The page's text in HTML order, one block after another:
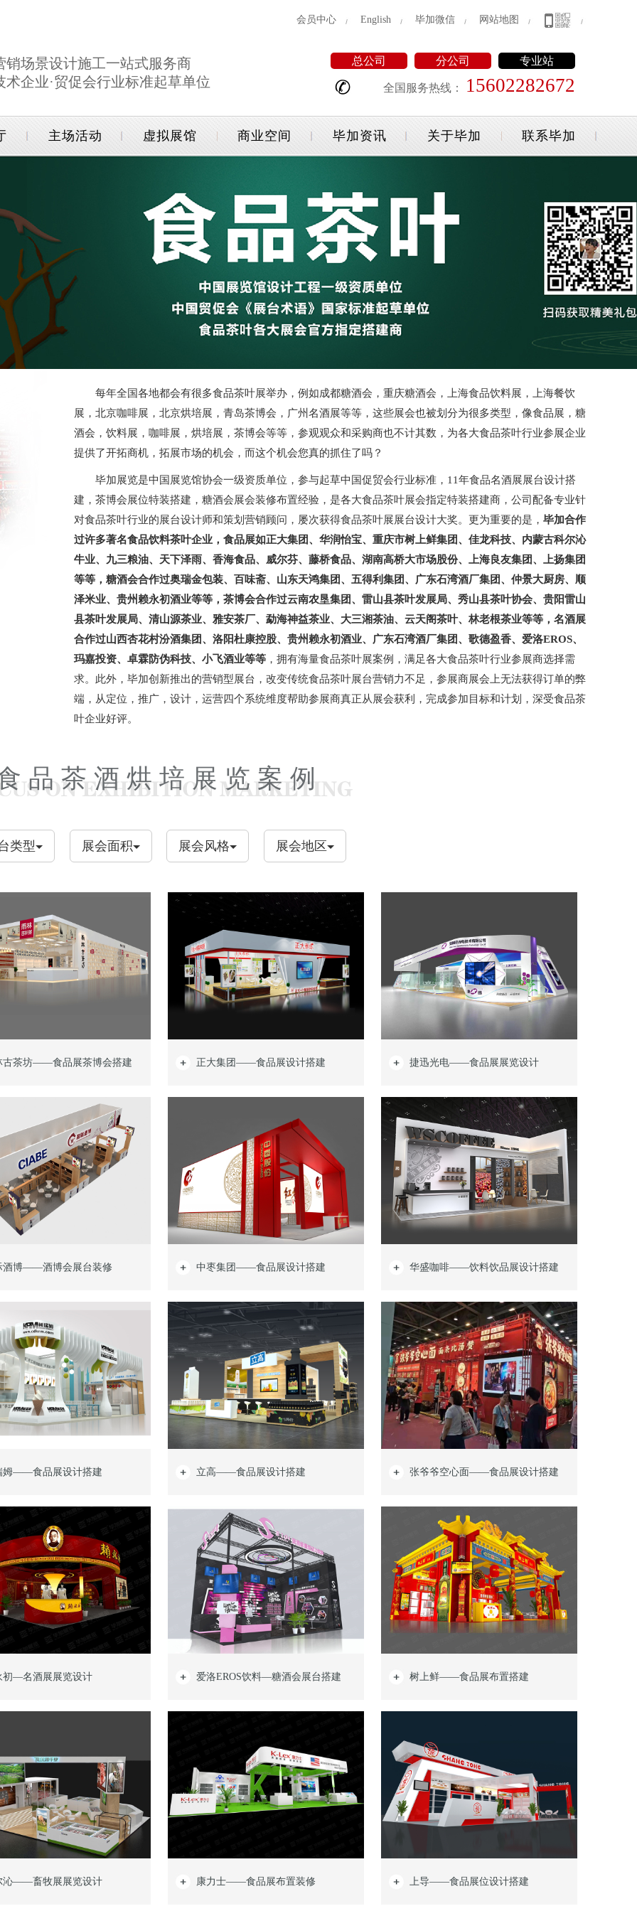
会员中心 English 毕加微信 网站地图
销场景设计施工一站式服务商
术企业·贸促会行业标准起草单位
专业站
分公司
总公司
全国服务热线： 15602282672
主场活动 虚拟展馆 商业空间 毕加资讯 关于毕加 联系毕加
每年全国各地都会有很多食品茶叶展举办，例如成都糖酒会，重庆糖酒会，上海食品饮料展，上海餐饮
展，北京咖啡展，北京烘培展，青岛茶博会，广州名酒展等等，这些展会也被划分为很多类型，像食品展，糖
酒会，饮料展，咖啡展，烘培展，茶博会等等，参观观众和采购商也不计其数，为各大食品茶叶行业参展企业
提供了开拓商机，拓展市场的机会，而这个机会您真的抓住了吗？
毕加展览是中国展览馆协会一级资质单位，参与起草中国促贸会行业标准，11年食品名酒展展台设计搭
建，茶博会展位特装搭建，糖酒会展会装修布置经验，是各大食品茶叶展会指定特装搭建商，公司配备专业针
对食品茶叶行业的展台设计师和策划营销顾问，屡次获得食品茶叶展展台设计大奖。更为重要的是， 毕加合作
过许多著名食品饮料茶叶企业，食品展如正大集团、华润怡宝、重庆市树上鲜集团、佳龙科技、内蒙古科尔沁
牛业、九三粮油、天下泽雨、香海食品、威尔芬、藤桥食品、湖南高桥大市场股份、上海良友集团、上扬集团
等等，糖酒会合作过奥瑞金包装、百味斋、山东天鸿集团、五得利集团、广东石湾酒厂集团、仲景大厨房、顺
泽米业、贵州赖永初酒业等等，茶博会合作过云南农垦集团、雷山县茶叶发展局、秀山县茶叶协会、贵阳雷山
县茶叶发展局、清山源茶业、雅安茶厂、勐海神益茶业、大三湘茶油、云天阁茶叶、林老根茶业等等，名酒展
合作过山西杏花村汾酒集团、洛阳杜康控股、贵州赖永初酒业、广东石湾酒厂集团、歌德盈香、爱洛EROS、
玛嘉投资、卓霖防伪科技、小飞酒业等等 ，拥有海量食品茶叶展案例，满足各大食品茶叶行业参展商选择需
求。此外，毕加创新推出的营销型展台，改变传统食品茶叶展台营销力不足，参展商展会上无法获得订单的弊
端，从定位，推广，设计，运营四个系统维度帮助参展商真正从展会获利，完成参加目标和计划，深受食品茶
叶企业好评。
品茶酒烘培展览案例
类型 展会面积 展会风格 展会地区
古茶坊——食品展茶博会搭建 正大集团——食品展设计搭建 捷迅光电——食品展展览设计
酒博——酒博会展台装修 中枣集团——食品展设计搭建 华盛咖啡——饮料饮品展设计搭建
姆——食品展设计搭建 立高——食品展设计搭建 张爷爷空心面——食品展设计搭建
初—名酒展展览设计 爱洛EROS饮料—糖酒会展台搭建 树上鲜——食品展布置搭建
沁——畜牧展展览设计 康力士——食品展布置装修 上导——食品展位设计搭建